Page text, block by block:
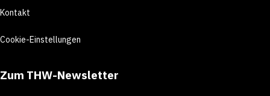
Kontakt
Cookie-Einstellungen
Zum THW-Newsletter